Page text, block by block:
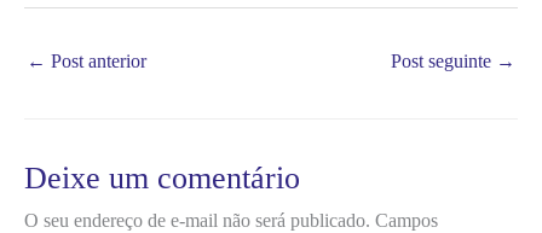
← Post anterior Post seguinte →
Deixe um comentário
O seu endereço de e-mail não será publicado. Campos